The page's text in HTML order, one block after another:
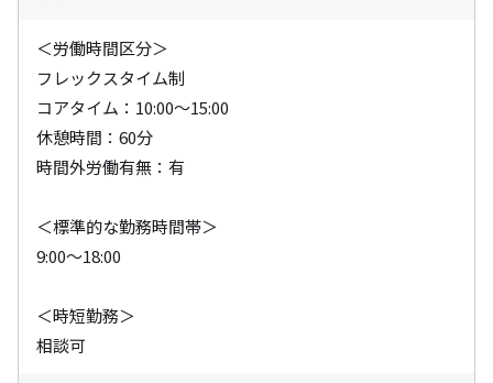
＜労働時間区分＞
フレックスタイム制
コアタイム：10:00～15:00
休憩時間：60分
時間外労働有無：有
＜標準的な勤務時間帯＞
9:00～18:00
＜時短勤務＞
相談可